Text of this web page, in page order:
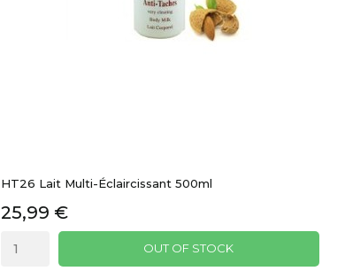
HT26 Lait Multi-Éclaircissant 500ml
25,99 €
OUT OF STOCK